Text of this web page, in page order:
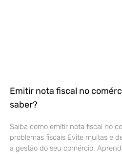
Emitir nota fiscal no
saber?
Saiba como emitir nota fiscal no
problemas fiscais Evite multas e
a gestão do seu comércio.